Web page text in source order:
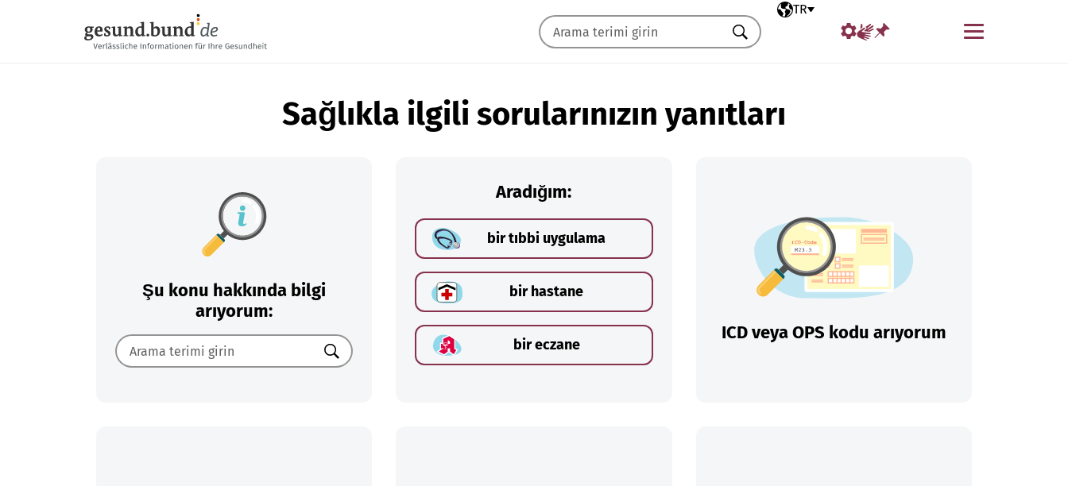
Seçili dil
TR
Menü
Ara
Sağlıkla ilgili sorularınızın yanıtları
Şu konu hakkında bilgi
arıyorum:
Ara
Aradığım:
bir tıbbi uygulama
bir hastane
bir eczane
ICD veya OPS kodu arıyorum